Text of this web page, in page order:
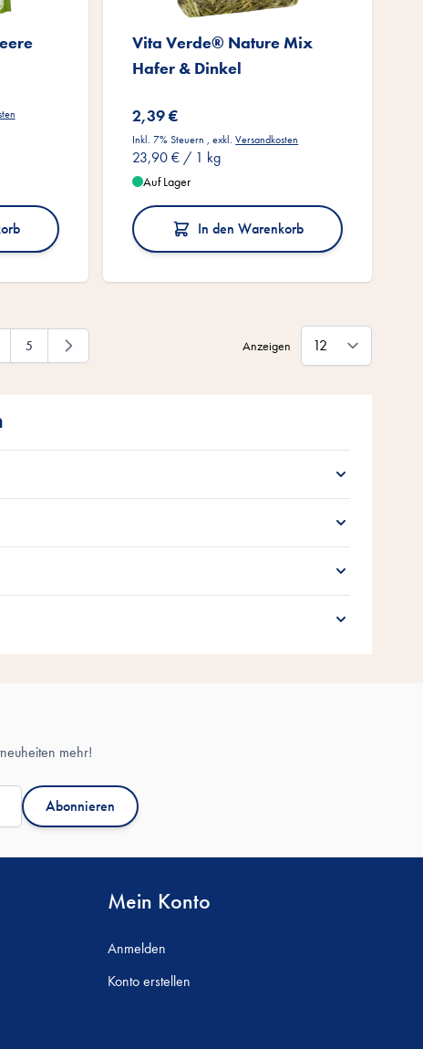
Vita Verde® Nature Mix
Hafer & Dinkel
2,39 €
Inkl. 7% Steuern ,exkl.Versandkosten
23,90 € / 1 kg
Auf Lager
In den Warenkorb
Seite
5 Anzeigen
mehr!
Abonnieren
Mein Konto
Anmelden
Konto erstellen